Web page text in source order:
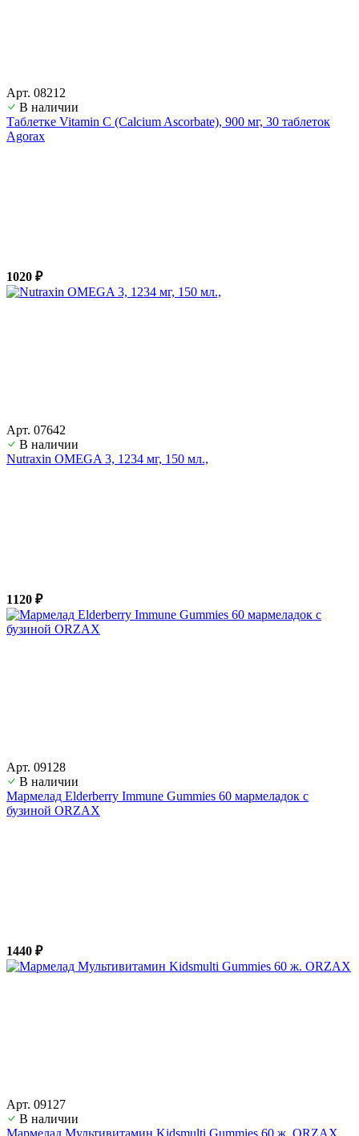
Арт. 08212
В наличии
Таблетке Vitamin C (Calcium Ascorbate), 900 мг, 30 таблеток
Agorax
1020 ₽
Арт. 07642
В наличии
Nutraxin OMEGA 3, 1234 мг, 150 мл.,
1120 ₽
Арт. 09128
В наличии
Мармелад Elderberry Immune Gummies 60 мармеладок с
бузиной ORZAX
1440 ₽
Арт. 09127
В наличии
Мармелад Мультивитамин Kidsmulti Gummies 60 ж. ORZAX